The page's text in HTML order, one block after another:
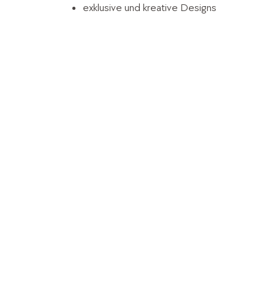
exklusive und kreative Designs